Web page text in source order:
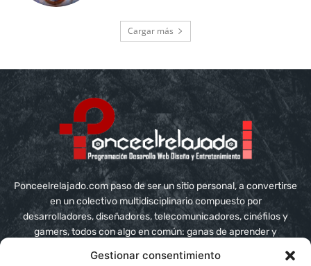
Gestionar consentimiento
Cargar más
Ponceelrelajado.com paso de ser un sitio personal, a convertirse
en un colectivo multidisciplinario compuesto por
desarrolladores, diseñadores, telecomunicadores, cinéfilos y
gamers, todos con algo en común: ganas de aprender y